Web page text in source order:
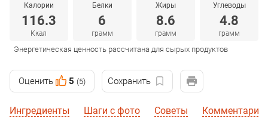
Калории
116.3
Ккал
Белки
6
грамм
Жиры
8.6
грамм
Углеводы
4.8
грамм
Энергетическая ценность рассчитана для сырых продуктов
Оценить 5 (5) Сохранить
Ингредиенты Шаги с фото Советы Комментарии